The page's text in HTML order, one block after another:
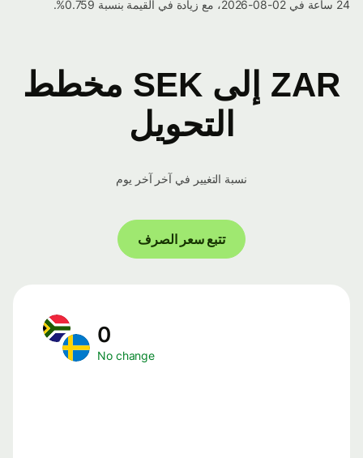
24 ساعة في 02-08-2026، مع زيادة في القيمة بنسبة 0.759%.
ZAR إلى SEK مخطط
التحويل
نسبة التغيير في آخر آخر يوم
تتبع سعر الصرف
0
No change